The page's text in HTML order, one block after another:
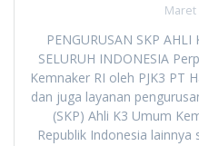
Maret
PENGURUSAN SKP
SELURUH INDONESIA
Kemnaker RI oleh PJK3 PT
dan juga layanan
(SKP) Ahli K3 Umum
Republik Indonesia